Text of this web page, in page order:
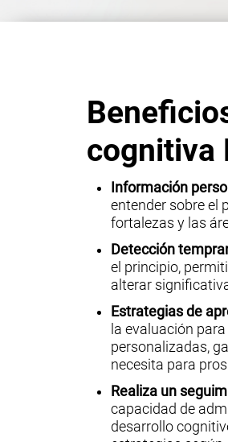
cognitiva
Información
entender sobre el
fortalezas y las
Detección
el principio,
alterar
Estrategias de
la evaluación
personalizadas,
necesita para
Realiza un
capacidad de
desarrollo